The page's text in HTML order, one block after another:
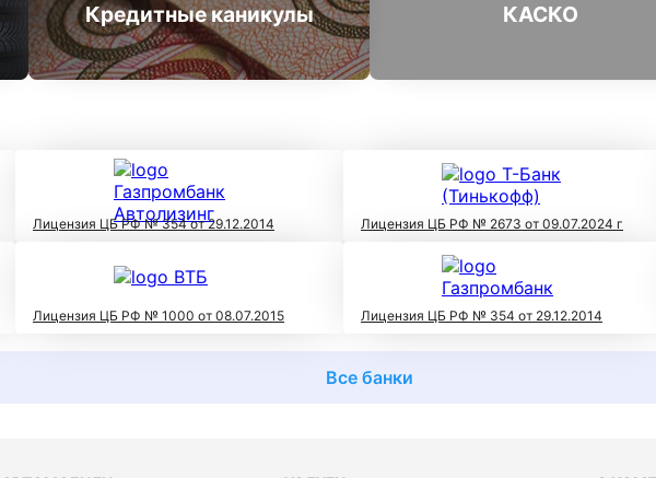
Кредитные каникулы КАСКО
Лицензия ЦБ РФ № 354 от 29.12.2014 Лицензия ЦБ РФ № 2673 от 09.07.2024 г
Лицензия ЦБ РФ № 1000 от 08.07.2015 Лицензия ЦБ РФ № 354 от 29.12.2014
Все банки